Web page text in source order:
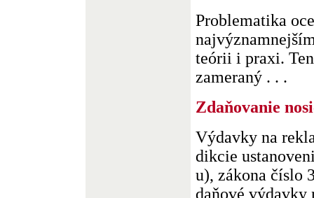
Problematika
teórii i praxi.
zameraný . . .
Zdaňovanie
Výdavky na
dikcie
u), zákona číslo
daňové výdavky